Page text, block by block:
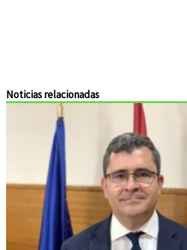
Noticias relacionadas